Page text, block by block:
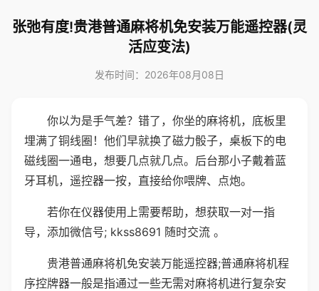
张弛有度!贵港普通麻将机免安装万能遥控器(灵
活应变法)
发布时间：2026年08月08日
你以为是手气差？错了，你坐的麻将机，底板里
埋满了铜线圈！他们早就换了磁力骰子，桌板下的电
磁线圈一通电，想要几点就几点。后台那小子戴着蓝
牙耳机，遥控器一按，直接给你喂牌、点炮。
若你在仪器使用上需要帮助，想获取一对一指
导，添加微信号; kkss8691 随时交流 。
贵港普通麻将机免安装万能遥控器;普通麻将机程
序控牌器一般是指通过一些无需对麻将机进行复杂安